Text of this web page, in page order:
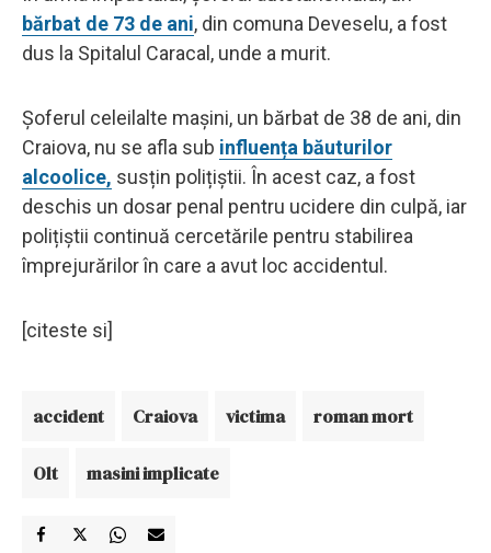
bărbat de 73 de ani, din comuna Deveselu, a fost
dus la Spitalul Caracal, unde a murit.
Șoferul celeilalte mașini, un bărbat de 38 de ani, din
Craiova, nu se afla sub influența băuturilor
alcoolice, susțin polițiștii. În acest caz, a fost
deschis un dosar penal pentru ucidere din culpă, iar
polițiștii continuă cercetările pentru stabilirea
împrejurărilor în care a avut loc accidentul.
[citeste si]
accident Craiova victima roman mort
Olt masini implicate